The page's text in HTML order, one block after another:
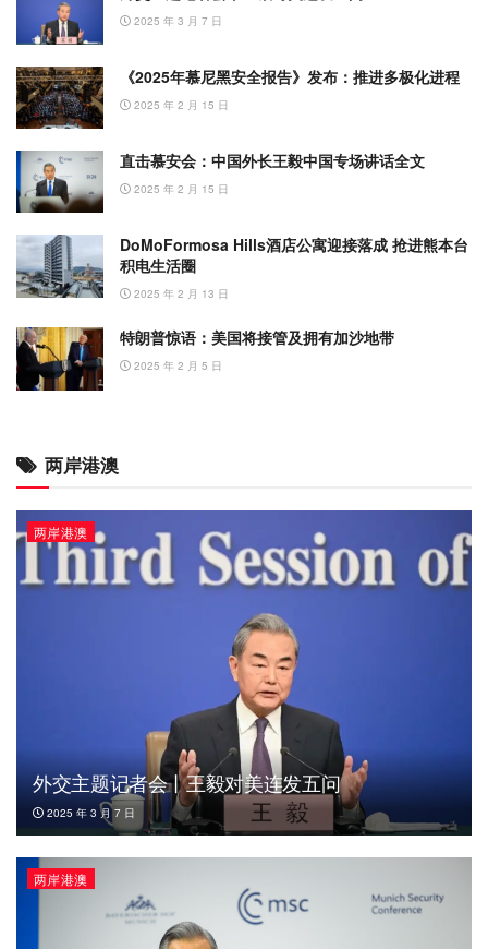
2025 年 3 月 7 日
《2025年慕尼黑安全报告》发布：推进多极化进程
2025 年 2 月 15 日
直击慕安会：中国外长王毅中国专场讲话全文
2025 年 2 月 15 日
DoMoFormosa Hills酒店公寓迎接落成 抢进熊本台
积电生活圈
2025 年 2 月 13 日
特朗普惊语：美国将接管及拥有加沙地带
2025 年 2 月 5 日
两岸港澳
两岸港澳
外交主题记者会丨王毅对美连发五问
2025 年 3 月 7 日
两岸港澳